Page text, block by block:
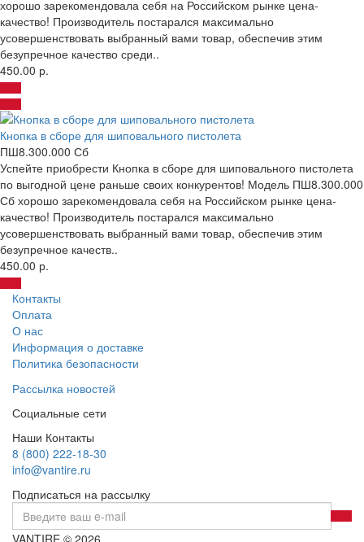
хорошо зарекомендовала себя на Российском рынке цена-
качество! Производитель постарался максимально
усовершенствовать выбранный вами товар, обеспечив этим
безупречное качество среди..
450.00 р.
Кнопка в сборе для шиповального пистолета
ПШ8.300.000 Сб
Успейте приобрести Кнопка в сборе для шиповального пистолета
по выгодной цене раньше своих конкурентов! Модель ПШ8.300.000
Сб хорошо зарекомендовала себя на Российском рынке цена-
качество! Производитель постарался максимально
усовершенствовать выбранный вами товар, обеспечив этим
безупречное качеств..
450.00 р.
Контакты
Оплата
О нас
Информация о доставке
Политика безопасности
Рассылка новостей
Социальные сети
Наши Контакты
8 (800) 222-18-30
info@vantire.ru
Подписаться на рассылку
VANTIRE © 2026